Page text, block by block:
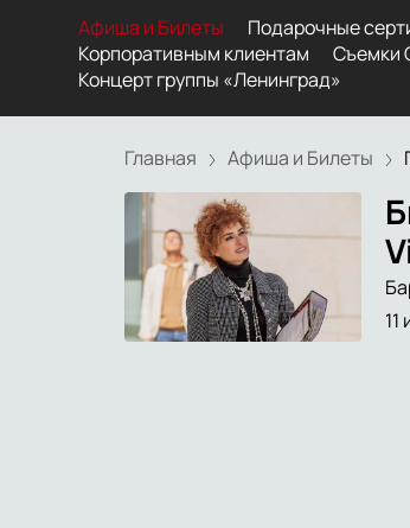
Афиша и Билеты Подарочные
Корпоративным клиентам
Съемки
Концерт группы «Ленинград»
Главная Афиша и Билеты